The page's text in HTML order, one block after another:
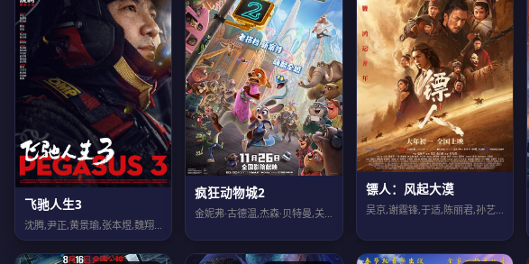
飞驰人生3
沈腾,尹正,黄景瑜,张本煜,魏翔,沙溢,范丞丞,孙艺洲,段奕宏,张新成,胡先煦,...
疯狂动物城2
金妮弗·古德温,杰森·贝特曼,关继威,福琼·费姆斯特,安迪·萨姆伯格,大卫·斯特...
镖人：风起大漠
吴京,谢霆锋,于适,陈丽君,孙艺洲,此沙,李云霄,梁家辉,张晋,惠英红,张译,李...